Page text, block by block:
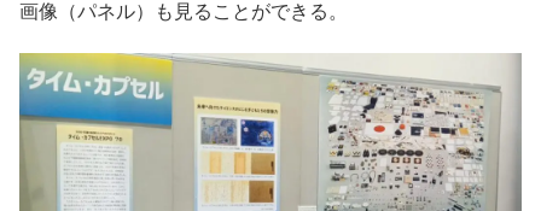
画像（パネル）も見ることができる。